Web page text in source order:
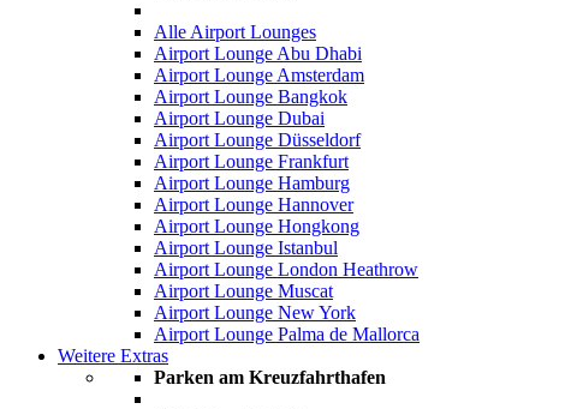
Alle Airport Lounges
Airport Lounge Abu Dhabi
Airport Lounge Amsterdam
Airport Lounge Bangkok
Airport Lounge Dubai
Airport Lounge Düsseldorf
Airport Lounge Frankfurt
Airport Lounge Hamburg
Airport Lounge Hannover
Airport Lounge Hongkong
Airport Lounge Istanbul
Airport Lounge London Heathrow
Airport Lounge Muscat
Airport Lounge New York
Airport Lounge Palma de Mallorca
Weitere Extras
Parken am Kreuzfahrthafen